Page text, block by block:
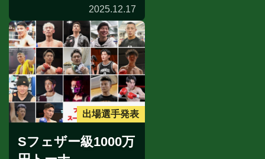
2025.12.17
出場選手発表
Sフェザー級1000万